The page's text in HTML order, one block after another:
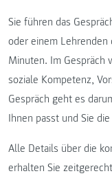
Sie führen das
oder einem
Minuten. Im Gespräch
soziale Kompetenz,
Gespräch geht es
Ihnen passt und Sie
Alle Details über die
erhalten Sie